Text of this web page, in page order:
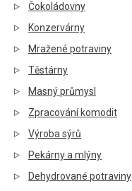
Čokoládovny
Konzervárny
Mražené potraviny
Těstárny
Masný průmysl
Zpracování komodit
Výroba sýrů
Pekárny a mlýny
Dehydrované potraviny